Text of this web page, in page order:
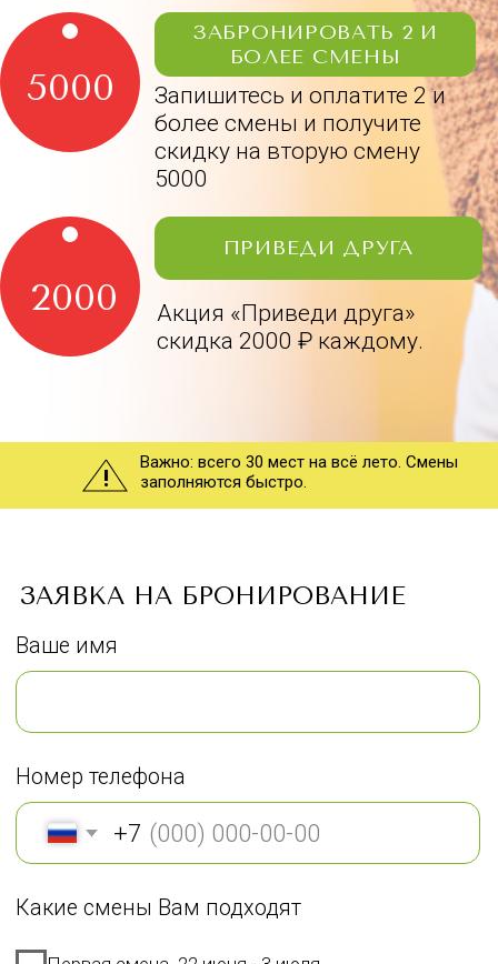
Важно: всего 30 мест на всё лето. Смены
заполняются быстро.
!